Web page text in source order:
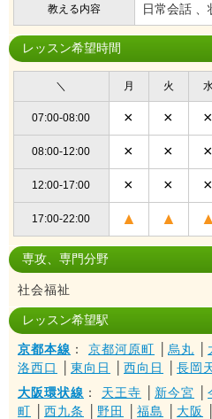
教える内容 日常会話
レッスン希望時間
＼ 月 火 水
07:00-08:00 × × ×
08:00-12:00 × × ×
12:00-17:00 × × ×
17:00-22:00 ▲ ▲ ▲
専攻、専門分野
社会福祉
レッスン希望駅
京都本線 ： 京都河原町 烏丸
洛西口
東向日 西向日 長岡
大阪環状線 ： 天王寺 新今宮
町
西九条 野田 福島 大阪